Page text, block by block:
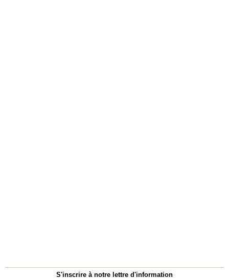
S'inscrire à notre lettre d'information